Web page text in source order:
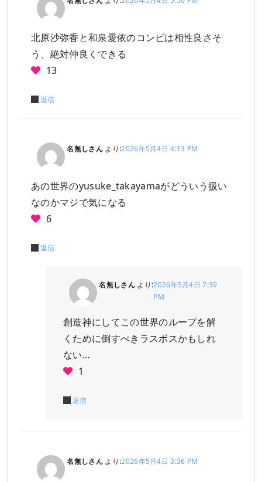
北原沙弥香と和泉愛依のコンビは相性良さそ
う、絶対仲良くできる
13
返信
名無しさん より:2026年5月4日 4:13 PM
あの世界のyusuke_takayamaがどういう扱い
なのかマジで気になる
6
返信
名無しさん より:2026年5月4日 7:39
PM
創造神にしてこの世界のループを解
くために倒すべきラスボスかもしれ
ない…
1
返信
名無しさん より:2026年5月4日 3:36 PM